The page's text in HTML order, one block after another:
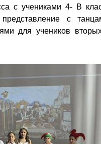
с учениками 4- В
представление с
для учеников